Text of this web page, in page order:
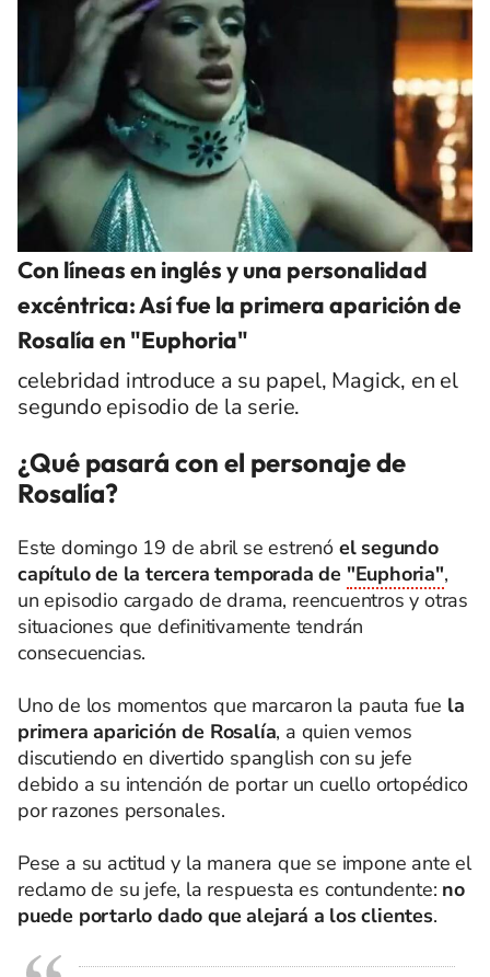
Con líneas en inglés y una personalidad
excéntrica: Así fue la primera aparición de
Rosalía en "Euphoria"
celebridad introduce a su papel, Magick, en el
segundo episodio de la serie.
¿Qué pasará con el personaje de
Rosalía?
Este domingo 19 de abril se estrenó el segundo
capítulo de la tercera temporada de "Euphoria",
un episodio cargado de drama, reencuentros y otras
situaciones que definitivamente tendrán
consecuencias.
Uno de los momentos que marcaron la pauta fue la
primera aparición de Rosalía, a quien vemos
discutiendo en divertido spanglish con su jefe
debido a su intención de portar un cuello ortopédico
por razones personales.
Pese a su actitud y la manera que se impone ante el
reclamo de su jefe, la respuesta es contundente: no
puede portarlo dado que alejará a los clientes.